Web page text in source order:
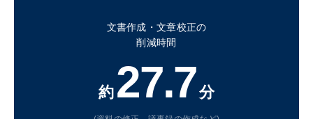
文書作成・文章校正の
削減時間
約 27.7分